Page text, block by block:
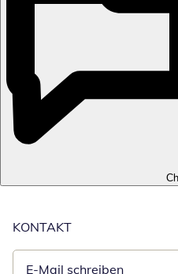
KONTAKT
E-Mail schreiben